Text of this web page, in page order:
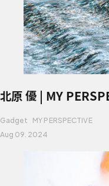
北原 優 | MY
Gadget
MY PERSPECTIVE
Aug 09. 2024